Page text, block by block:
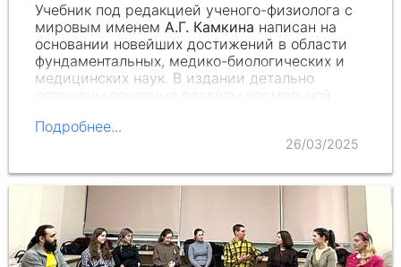
Учебник под редакцией ученого-физиолога с
мировым именем А.Г. Камкина написан на
основании новейших достижений в области
фундаментальных, медико-биологических и
медицинских наук. В издании детально
освещены основные разделы нормальной
Подробнее...
26/03/2025